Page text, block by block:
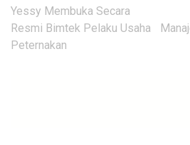
Navigasi
pos
Yessy Membuka Secara
Resmi Bimtek Pelaku Usaha
Peternakan